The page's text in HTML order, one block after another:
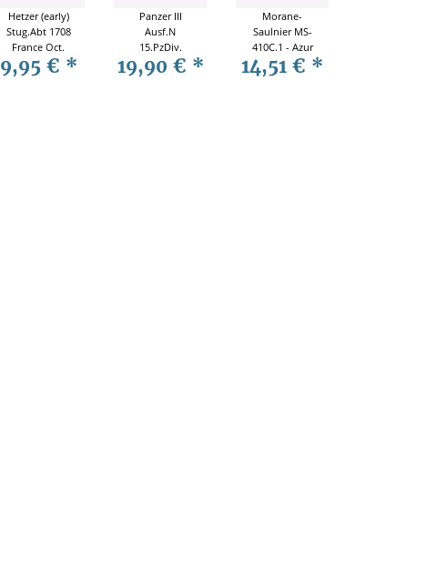
Hetzer (early)
Stug.Abt 1708
France Oct.
1944 1:72
Panzerstahl
9,95 € *
Panzer III
Ausf.N
15.PzDiv.
Afrikakorps
1943 1:72
19,90 € *
Morane-
Saulnier MS-
410C.1 - Azur
A075 1:72
14,51 € *